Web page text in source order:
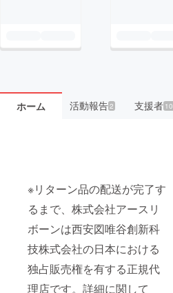
ホーム 活動報告2 支援者 10
※リターン品の配送が完了す
るまで、株式会社アースリ
ボーンは西安図唯谷創新科
技株式会社の日本における
独占販売権を有する正規代
理店です。詳細に関して